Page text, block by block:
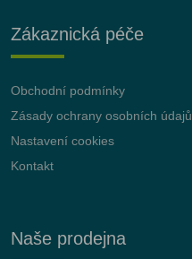
Zákaznická péče
Obchodní podmínky
Zásady ochrany osobních údajů
Nastavení cookies
Kontakt
Naše prodejna